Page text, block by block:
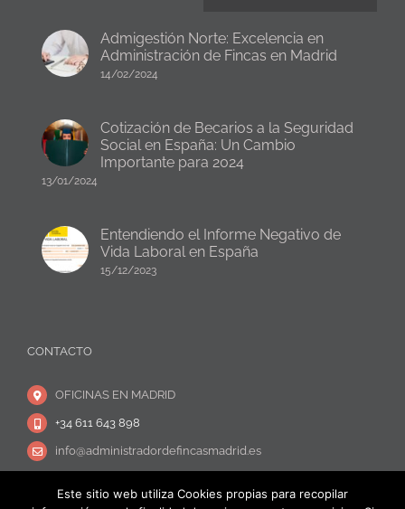
Admigestión Norte: Excelencia en
Administración de Fincas en Madrid
14/02/2024
Cotización de Becarios a la Seguridad
Social en España: Un Cambio
Importante para 2024
13/01/2024
Entendiendo el Informe Negativo de
Vida Laboral en España
15/12/2023
CONTACTO
OFICINAS EN MADRID
+34 611 643 898
info@administradordefincasmadrid.es
Este sitio web utiliza Cookies propias para recopilar